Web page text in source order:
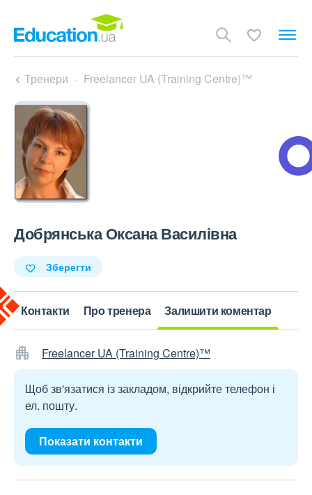
Тренери Freelancer UA (Training Centre)™
Добрянська Оксана Василівна
Зберегти
Контакти Про тренера Залишити коментар
Freelancer UA (Training Centre)™
Щоб зв'язатися із закладом, відкрийте телефон і
ел. пошту.
Показати контакти